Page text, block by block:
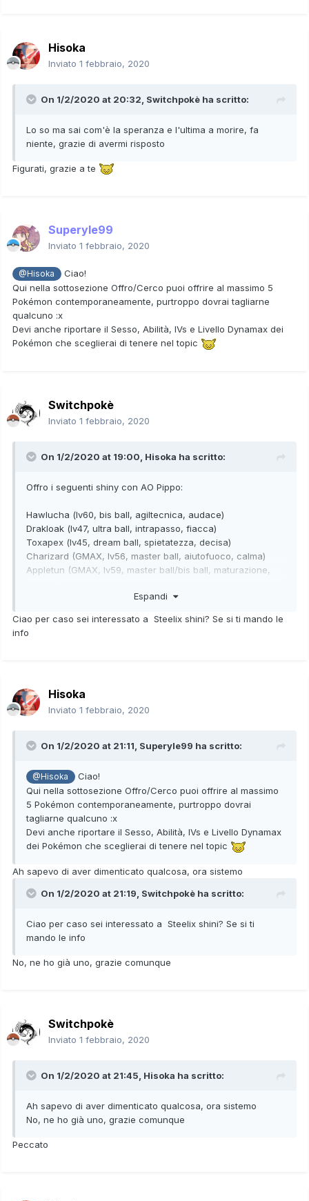
Hisoka
Inviato 1 febbraio, 2020
On 1/2/2020 at 20:32, Switchpokè ha scritto:
Lo so ma sai com'è la speranza e l'ultima a morire, fa
niente, grazie di avermi risposto
Figurati, grazie a te
Superyle99
Inviato 1 febbraio, 2020
@Hisoka
Ciao!
Qui nella sottosezione Offro/Cerco puoi offrire al massimo 5
Pokémon contemporaneamente, purtroppo dovrai tagliarne
qualcuno :x
Devi anche riportare il Sesso, Abilità, IVs e Livello Dynamax dei
Pokémon che sceglierai di tenere nel topic
Switchpokè
Inviato 1 febbraio, 2020
On 1/2/2020 at 19:00, Hisoka ha scritto:
Offro i seguenti shiny con AO Pippo:
Hawlucha (lv60, bis ball, agiltecnica, audace)
Drakloak (lv47, ultra ball, intrapasso, fiacca)
Toxapex (lv45, dream ball, spietatezza, decisa)
Charizard (GMAX, lv56, master ball, aiutofuoco, calma)
Appletun (GMAX, lv59, master ball/bis ball, maturazione,
Magikarp (SQUARE, lv50, premier ball, paura, ardita)
Stunfisk (lv46, bis ball, mimetismo, lesta)
Corvisquire (lv35, premier ball, sguardofermo, furba)
Milcery (GMAX SQUARE, lv40, love ball, aromavelo, ritrosa)
Espandi
Ciao per caso sei interessato a Steelix shini? Se si ti mando le
info
Hisoka
Inviato 1 febbraio, 2020
On 1/2/2020 at 21:11, Superyle99 ha scritto:
@Hisoka
Ciao!
Qui nella sottosezione Offro/Cerco puoi offrire al massimo
5 Pokémon contemporaneamente, purtroppo dovrai
tagliarne qualcuno :x
Devi anche riportare il Sesso, Abilità, IVs e Livello Dynamax
dei Pokémon che sceglierai di tenere nel topic
Ah sapevo di aver dimenticato qualcosa, ora sistemo
On 1/2/2020 at 21:19, Switchpokè ha scritto:
Ciao per caso sei interessato a Steelix shini? Se si ti
mando le info
No, ne ho già uno, grazie comunque
Switchpokè
Inviato 1 febbraio, 2020
On 1/2/2020 at 21:45, Hisoka ha scritto:
Ah sapevo di aver dimenticato qualcosa, ora sistemo
No, ne ho già uno, grazie comunque
Peccato